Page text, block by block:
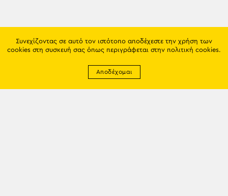
Συνεχίζοντας σε αυτό τον ιστότοπο αποδέχεστε την χρήση των
cookies στη συσκευή σας όπως περιγράφεται στην πολιτική cookies.
Αποδέχομαι